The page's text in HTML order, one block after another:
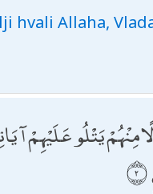
hvali Allaha,
مِنْهُمْ يَتْلُو